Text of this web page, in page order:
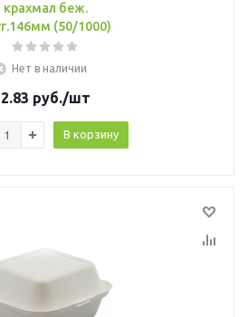
крахмал беж.
(50/1000)
Нет в наличии
2.83 руб./шт
В корзину